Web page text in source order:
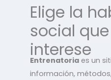
Elige la
social
interese
Entrenatoria es un
información,